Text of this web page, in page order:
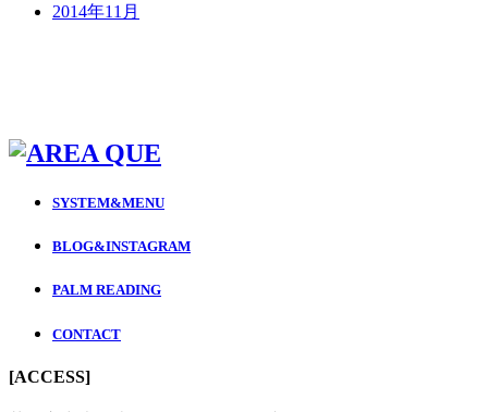
2014年11月
SYSTEM&MENU
BLOG&INSTAGRAM
PALM READING
CONTACT
[ACCESS]